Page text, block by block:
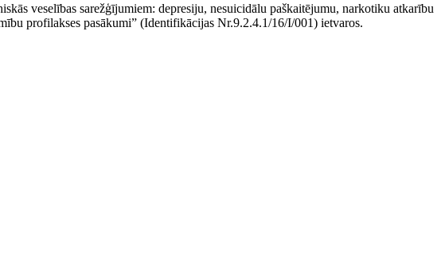
veselības sarežģījumiem: depresiju, nesuicidālu paškaitējumu, narkotiku atkarību
profilakses pasākumi” (Identifikācijas Nr.9.2.4.1/16/I/001) ietvaros.